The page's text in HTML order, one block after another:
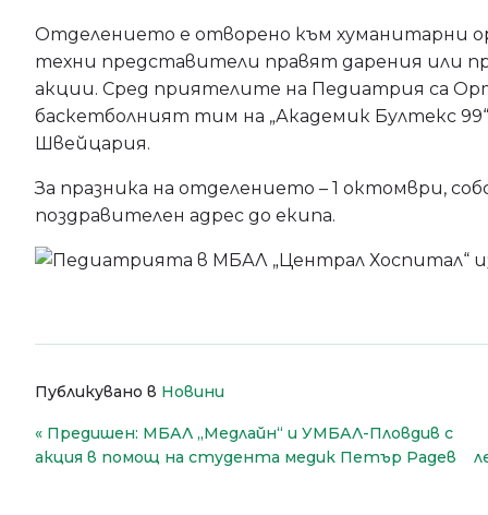
Отделението е отворено към хуманитарни
техни представители правят дарения или
акции. Сред приятелите на Педиатрия са
баскетболният тим на „Академик Бултекс
Швейцария.
За празника на отделението – 1 октомври,
поздравителен адрес до екипа.
Публикувано в Новини
Навигация
Предишен: МБАЛ „Медлайн“ и УМБАЛ-Пловдив с
акция в помощ на студента медик Петър Радев